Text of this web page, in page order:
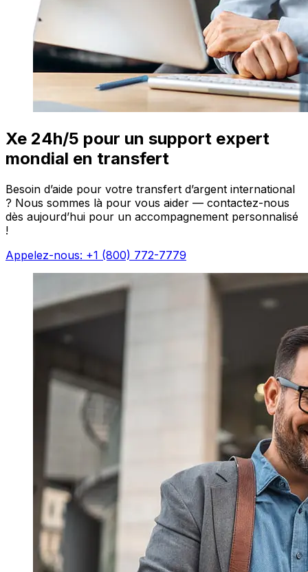
Xe 24h/5 pour un support expert
mondial en transfert
Besoin d’aide pour votre transfert d’argent international
? Nous sommes là pour vous aider — contactez-nous
dès aujourd’hui pour un accompagnement personnalisé
!
Appelez-nous: +1 (800) 772-7779